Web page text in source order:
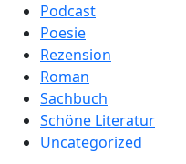
Podcast
Poesie
Rezension
Roman
Sachbuch
Schöne Literatur
Uncategorized